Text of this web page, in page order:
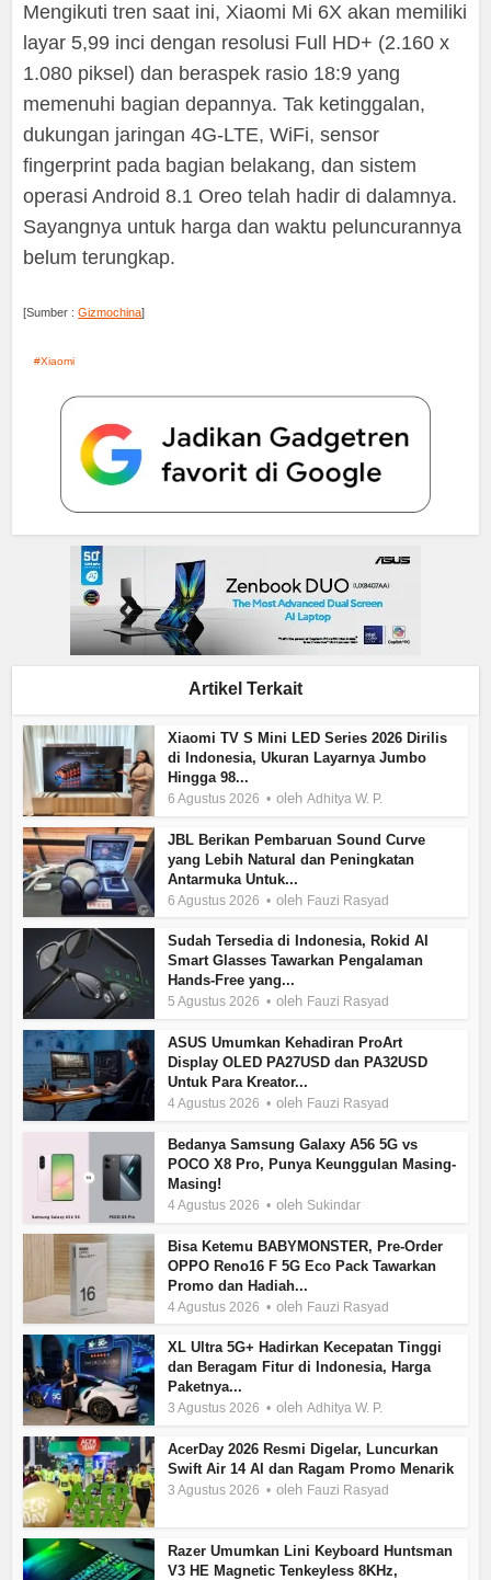
Mengikuti tren saat ini, Xiaomi Mi 6X akan memiliki
layar 5,99 inci dengan resolusi Full HD+ (2.160 x
1.080 piksel) dan beraspek rasio 18:9 yang
memenuhi bagian depannya. Tak ketinggalan,
dukungan jaringan 4G-LTE, WiFi, sensor
fingerprint pada bagian belakang, dan sistem
operasi Android 8.1 Oreo telah hadir di dalamnya.
Sayangnya untuk harga dan waktu peluncurannya
belum terungkap.
[Sumber :Gizmochina]
Xiaomi
Artikel Terkait
Xiaomi TV S Mini LED Series 2026 Dirilis
di Indonesia, Ukuran Layarnya Jumbo
Hingga 98...
6 Agustus 2026 olehAdhitya W. P.
JBL Berikan Pembaruan Sound Curve
yang Lebih Natural dan Peningkatan
Antarmuka Untuk...
6 Agustus 2026 oleh Fauzi Rasyad
Sudah Tersedia di Indonesia, Rokid AI
Smart Glasses Tawarkan Pengalaman
Hands-Free yang...
5 Agustus 2026 oleh Fauzi Rasyad
ASUS Umumkan Kehadiran ProArt
Display OLED PA27USD dan PA32USD
Untuk Para Kreator...
4 Agustus 2026 oleh Fauzi Rasyad
Bedanya Samsung Galaxy A56 5G vs
POCO X8 Pro, Punya Keunggulan Masing-
Masing!
4 Agustus 2026 oleh Sukindar
Bisa Ketemu BABYMONSTER, Pre-Order
OPPO Reno16 F 5G Eco Pack Tawarkan
Promo dan Hadiah...
4 Agustus 2026 oleh Fauzi Rasyad
XL Ultra 5G+ Hadirkan Kecepatan Tinggi
dan Beragam Fitur di Indonesia, Harga
Paketnya...
3 Agustus 2026 olehAdhitya W. P.
AcerDay 2026 Resmi Digelar, Luncurkan
Swift Air 14 AI dan Ragam Promo Menarik
3 Agustus 2026 oleh Fauzi Rasyad
Razer Umumkan Lini Keyboard Huntsman
V3 HE Magnetic Tenkeyless 8KHz,